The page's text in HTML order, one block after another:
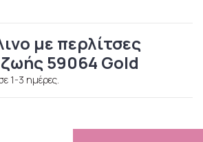
με περλίτσες
59064 Gold
1-3 ημέρες.